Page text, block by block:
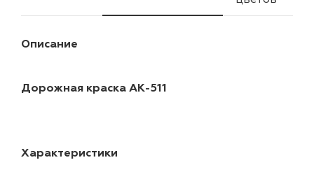
Описание
Дорожная краска АК-511
Характеристики